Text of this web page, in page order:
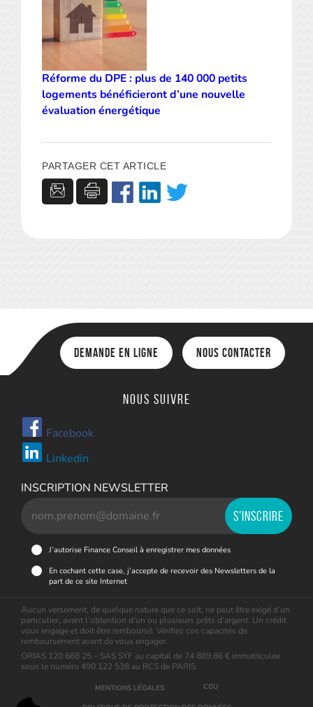
Réforme du DPE : plus de 140 000 petits
logements bénéficieront d’une nouvelle
évaluation énergétique
PARTAGER CET ARTICLE
Demande en ligne Nous contacter
Nous suivre
Facebook
Linkedin
INSCRIPTION NEWSLETTER
J’autorise Finance Conseil à enregistrer mes données
En cochant cette case, j’accepte de recevoir des Newsletters de la
part de ce site Internet
Aucun versement, de quelque nature que ce soit, ne peut être exigé d’un
particulier, avant l’obtention d’un ou plusieurs prêts d’argent. Un crédit
vous engage et doit être remboursé. Vérifiez cos capacités de
remboursement avant de vous engager.
ORIAS 120 688 25 – SAS SYF au capital de 74 889,86 € immatriculée
sous le numéro 490 122 538 au RCS de PARIS.
MENTIONS LÉGALES CGU